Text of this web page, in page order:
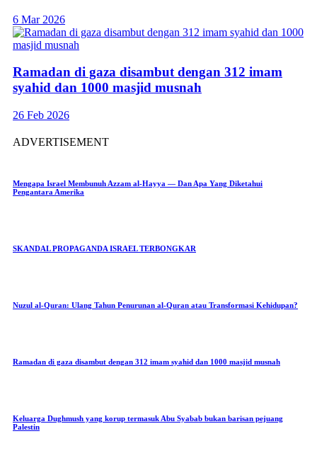
6 Mar 2026
Ramadan di gaza disambut dengan 312 imam
syahid dan 1000 masjid musnah
26 Feb 2026
ADVERTISEMENT
Mengapa Israel Membunuh Azzam al-Hayya — Dan Apa Yang Diketahui
Pengantara Amerika
SKANDAL PROPAGANDA ISRAEL TERBONGKAR
Nuzul al-Quran: Ulang Tahun Penurunan al-Quran atau Transformasi Kehidupan?
Ramadan di gaza disambut dengan 312 imam syahid dan 1000 masjid musnah
Keluarga Dughmush yang korup termasuk Abu Syabab bukan barisan pejuang
Palestin